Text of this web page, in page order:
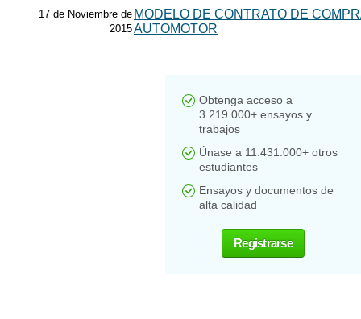
17 de Noviembre de
2015
MODELO DE CONTRATO DE
AUTOMOTOR
Obtenga acceso a
3.219.000+ ensayos y
trabajos
Únase a 11.431.000+ otros
estudiantes
Ensayos y documentos de
alta calidad
Registrarse